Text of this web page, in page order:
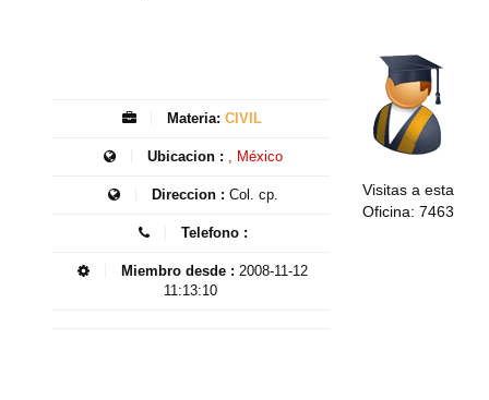
Materia: CIVIL
Ubicacion : , México
Direccion : Col. cp.
Telefono :
Miembro desde : 2008-11-12
11:13:10
Visitas a esta
Oficina: 7463